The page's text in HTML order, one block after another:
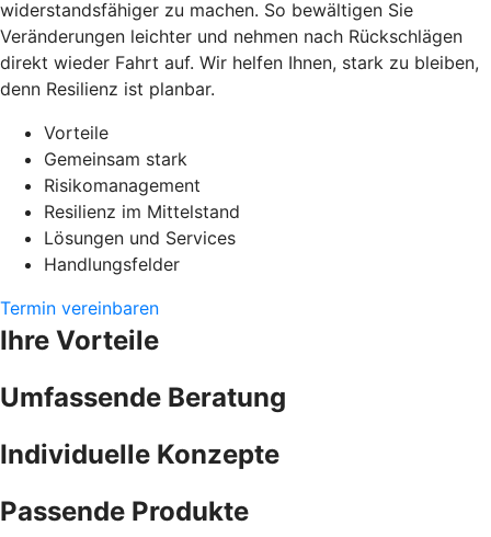
widerstandsfähiger zu machen. So bewältigen Sie
Veränderungen leichter und nehmen nach Rückschlägen
direkt wieder Fahrt auf. Wir helfen Ihnen, stark zu bleiben,
denn Resilienz ist planbar.
Vorteile
Gemeinsam stark
Risikomanagement
Resilienz im Mittelstand
Lösungen und Services
Handlungsfelder
Termin vereinbaren
Ihre Vorteile
Umfassende Beratung
Individuelle Konzepte
Passende Produkte